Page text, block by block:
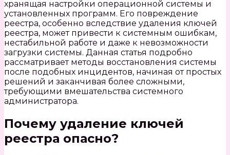
хранящая настройки операционной системы и
установленных программ. Его повреждение
реестра, особенно вследствие удаления ключей
реестра, может привести к системным ошибкам,
нестабильной работе и даже к невозможности
загрузки системы. Данная статья подробно
рассматривает методы восстановления системы
после подобных инцидентов, начиная от простых
решений и заканчивая более сложными,
требующими вмешательства системного
администратора.
Почему удаление ключей
реестра опасно?